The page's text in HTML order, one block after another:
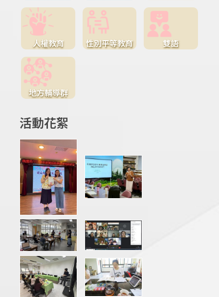
人權教育 性別平等教育 雙語
地方輔導群
活動花絮